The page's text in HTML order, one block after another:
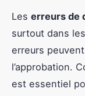
Les erreurs de
surtout dans les
erreurs
l’approbation.
est essentiel